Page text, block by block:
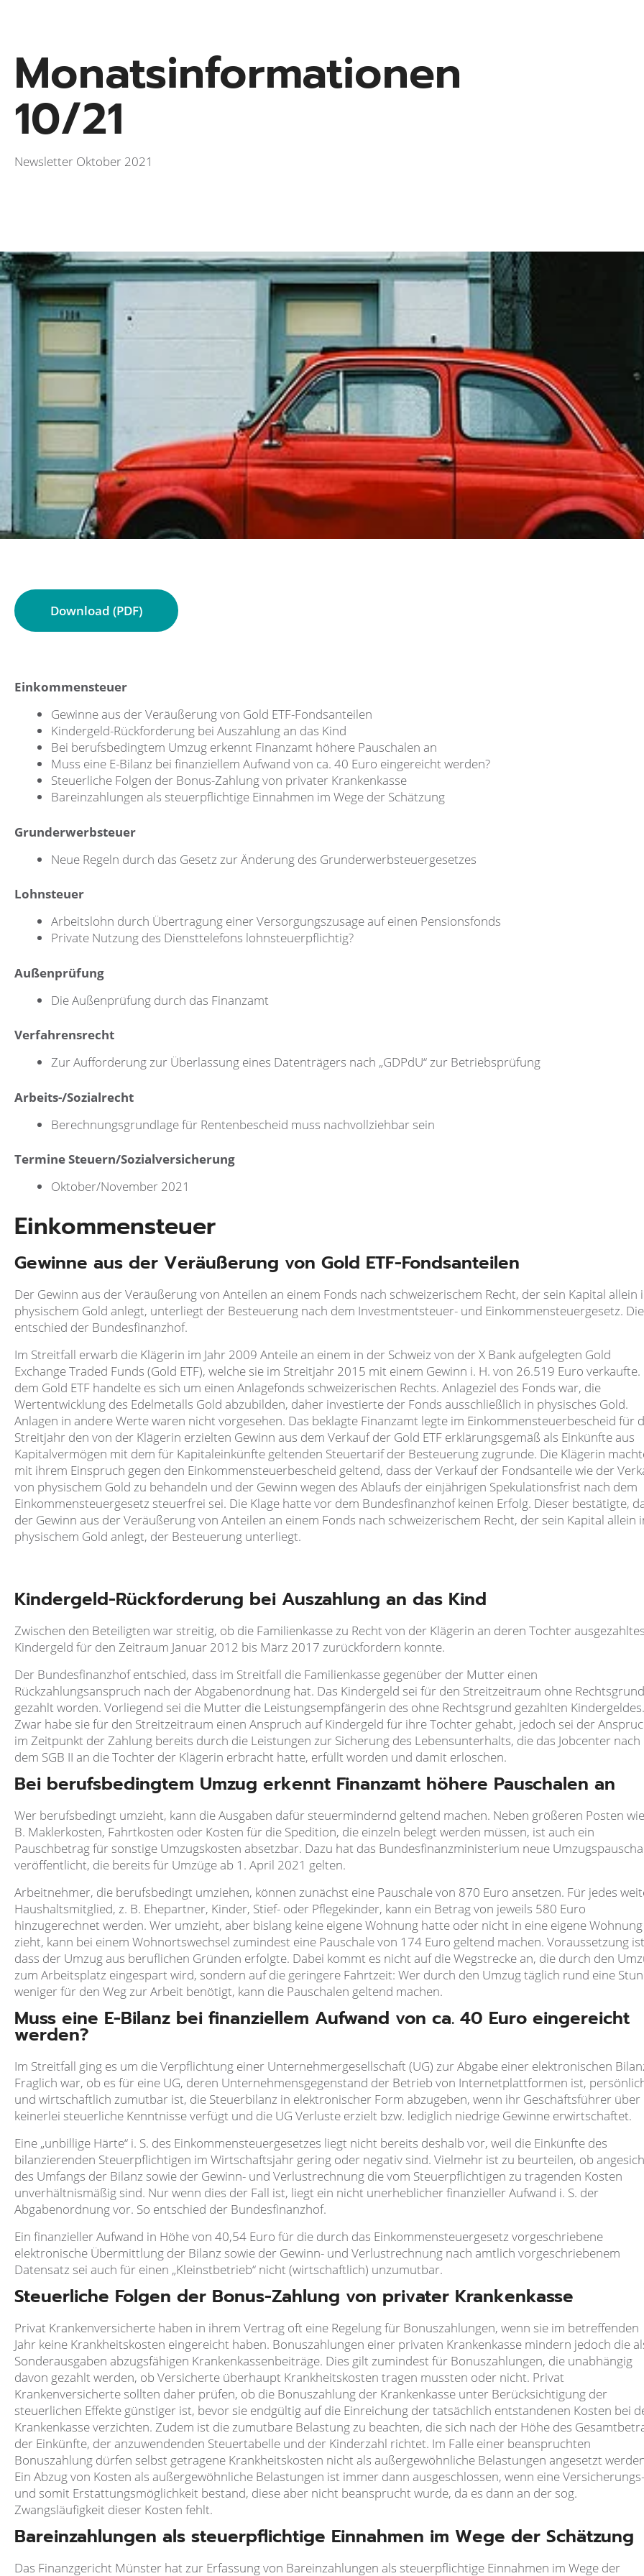
Monats­informationen
10/21
Newsletter Oktober 2021
Download (PDF)
Einkommensteuer
Gewinne aus der Veräußerung von Gold ETF-Fondsanteilen
Kindergeld-Rückforderung bei Auszahlung an das Kind
Bei berufsbedingtem Umzug erkennt Finanzamt höhere Pauschalen an
Muss eine E-Bilanz bei finanziellem Aufwand von ca. 40 Euro eingereicht werden?
Steuerliche Folgen der Bonus-Zahlung von privater Krankenkasse
Bareinzahlungen als steuerpflichtige Einnahmen im Wege der Schätzung
Grunderwerbsteuer
Neue Regeln durch das Gesetz zur Änderung des Grunderwerbsteuergesetzes
Lohnsteuer
Arbeitslohn durch Übertragung einer Versorgungszusage auf einen Pensionsfonds
Private Nutzung des Diensttelefons lohnsteuerpflichtig?
Außenprüfung
Die Außenprüfung durch das Finanzamt
Verfahrensrecht
Zur Aufforderung zur Überlassung eines Datenträgers nach „GDPdU“ zur Betriebsprüfung
Arbeits-/Sozialrecht
Berechnungsgrundlage für Rentenbescheid muss nachvollziehbar sein
Termine Steuern/Sozialversicherung
Oktober/November 2021
Einkommensteuer
Gewinne aus der Veräußerung von Gold ETF-Fondsanteilen
Der Gewinn aus der Veräußerung von Anteilen an einem Fonds nach schweizerischem Recht, der sein Kapital allein
physischem Gold anlegt, unterliegt der Besteuerung nach dem Investmentsteuer- und Einkommensteuergesetz.
entschied der Bundesfinanzhof.
Im Streitfall erwarb die Klägerin im Jahr 2009 Anteile an einem in der Schweiz von der X Bank aufgelegten Gold
Exchange Traded Funds (Gold ETF), welche sie im Streitjahr 2015 mit einem Gewinn i. H. von 26.519 Euro verkaufte.
dem Gold ETF handelte es sich um einen Anlagefonds schweizerischen Rechts. Anlageziel des Fonds war, die
Wertentwicklung des Edelmetalls Gold abzubilden, daher investierte der Fonds ausschließlich in physisches Gold.
Anlagen in andere Werte waren nicht vorgesehen. Das beklagte Finanzamt legte im Einkommensteuerbescheid für
Streitjahr den von der Klägerin erzielten Gewinn aus dem Verkauf der Gold ETF erklärungsgemäß als Einkünfte aus
Kapitalvermögen mit dem für Kapitaleinkünfte geltenden Steuertarif der Besteuerung zugrunde. Die Klägerin
mit ihrem Einspruch gegen den Einkommensteuerbescheid geltend, dass der Verkauf der Fondsanteile wie der
von physischem Gold zu behandeln und der Gewinn wegen des Ablaufs der einjährigen Spekulationsfrist nach dem
Einkommensteuergesetz steuerfrei sei. Die Klage hatte vor dem Bundesfinanzhof keinen Erfolg. Dieser bestätigte,
der Gewinn aus der Veräußerung von Anteilen an einem Fonds nach schweizerischem Recht, der sein Kapital allein
physischem Gold anlegt, der Besteuerung unterliegt.
Kindergeld-Rückforderung bei Auszahlung an das Kind
Zwischen den Beteiligten war streitig, ob die Familienkasse zu Recht von der Klägerin an deren Tochter ausgezahltes
Kindergeld für den Zeitraum Januar 2012 bis März 2017 zurückfordern konnte.
Der Bundesfinanzhof entschied, dass im Streitfall die Familienkasse gegenüber der Mutter einen
Rückzahlungsanspruch nach der Abgabenordnung hat. Das Kindergeld sei für den Streitzeitraum ohne Rechtsgrund
gezahlt worden. Vorliegend sei die Mutter die Leistungsempfängerin des ohne Rechtsgrund gezahlten Kindergeldes.
Zwar habe sie für den Streitzeitraum einen Anspruch auf Kindergeld für ihre Tochter gehabt, jedoch sei der
im Zeitpunkt der Zahlung bereits durch die Leistungen zur Sicherung des Lebensunterhalts, die das Jobcenter nach
dem SGB II an die Tochter der Klägerin erbracht hatte, erfüllt worden und damit erloschen.
Bei berufsbedingtem Umzug erkennt Finanzamt höhere Pauschalen an
Wer berufsbedingt umzieht, kann die Ausgaben dafür steuermindernd geltend machen. Neben größeren Posten
B. Maklerkosten, Fahrtkosten oder Kosten für die Spedition, die einzeln belegt werden müssen, ist auch ein
Pauschbetrag für sonstige Umzugskosten absetzbar. Dazu hat das Bundesfinanzministerium neue
veröffentlicht, die bereits für Umzüge ab 1. April 2021 gelten.
Arbeitnehmer, die berufsbedingt umziehen, können zunächst eine Pauschale von 870 Euro ansetzen. Für jedes
Haushaltsmitglied, z. B. Ehepartner, Kinder, Stief- oder Pflegekinder, kann ein Betrag von jeweils 580 Euro
hinzugerechnet werden. Wer umzieht, aber bislang keine eigene Wohnung hatte oder nicht in eine eigene Wohnung
zieht, kann bei einem Wohnortswechsel zumindest eine Pauschale von 174 Euro geltend machen. Voraussetzung
dass der Umzug aus beruflichen Gründen erfolgte. Dabei kommt es nicht auf die Wegstrecke an, die durch den
zum Arbeitsplatz eingespart wird, sondern auf die geringere Fahrtzeit: Wer durch den Umzug täglich rund eine
weniger für den Weg zur Arbeit benötigt, kann die Pauschalen geltend machen.
Muss eine E-Bilanz bei finanziellem Aufwand von ca. 40 Euro eingereicht
werden?
Im Streitfall ging es um die Verpflichtung einer Unternehmergesellschaft (UG) zur Abgabe einer elektronischen
Fraglich war, ob es für eine UG, deren Unternehmensgegenstand der Betrieb von Internetplattformen ist,
und wirtschaftlich zumutbar ist, die Steuerbilanz in elektronischer Form abzugeben, wenn ihr Geschäftsführer über
keinerlei steuerliche Kenntnisse verfügt und die UG Verluste erzielt bzw. lediglich niedrige Gewinne erwirtschaftet.
Eine „unbillige Härte“ i. S. des Einkommensteuergesetzes liegt nicht bereits deshalb vor, weil die Einkünfte des
bilanzierenden Steuerpflichtigen im Wirtschaftsjahr gering oder negativ sind. Vielmehr ist zu beurteilen, ob
des Umfangs der Bilanz sowie der Gewinn- und Verlustrechnung die vom Steuerpflichtigen zu tragenden Kosten
unverhältnismäßig sind. Nur wenn dies der Fall ist, liegt ein nicht unerheblicher finanzieller Aufwand i. S. der
Abgabenordnung vor. So entschied der Bundesfinanzhof.
Ein finanzieller Aufwand in Höhe von 40,54 Euro für die durch das Einkommensteuergesetz vorgeschriebene
elektronische Übermittlung der Bilanz sowie der Gewinn- und Verlustrechnung nach amtlich vorgeschriebenem
Datensatz sei auch für einen „Kleinstbetrieb“ nicht (wirtschaftlich) unzumutbar.
Steuerliche Folgen der Bonus-Zahlung von privater Krankenkasse
Privat Krankenversicherte haben in ihrem Vertrag oft eine Regelung für Bonuszahlungen, wenn sie im betreffenden
Jahr keine Krankheitskosten eingereicht haben. Bonuszahlungen einer privaten Krankenkasse mindern jedoch die
Sonderausgaben abzugsfähigen Krankenkassenbeiträge. Dies gilt zumindest für Bonuszahlungen, die unabhängig
davon gezahlt werden, ob Versicherte überhaupt Krankheitskosten tragen mussten oder nicht. Privat
Krankenversicherte sollten daher prüfen, ob die Bonuszahlung der Krankenkasse unter Berücksichtigung der
steuerlichen Effekte günstiger ist, bevor sie endgültig auf die Einreichung der tatsächlich entstandenen Kosten bei
Krankenkasse verzichten. Zudem ist die zumutbare Belastung zu beachten, die sich nach der Höhe des
der Einkünfte, der anzuwendenden Steuertabelle und der Kinderzahl richtet. Im Falle einer beanspruchten
Bonuszahlung dürfen selbst getragene Krankheitskosten nicht als außergewöhnliche Belastungen angesetzt
Ein Abzug von Kosten als außergewöhnliche Belastungen ist immer dann ausgeschlossen, wenn eine Versicherungs-
und somit Erstattungsmöglichkeit bestand, diese aber nicht beansprucht wurde, da es dann an der sog.
Zwangsläufigkeit dieser Kosten fehlt.
Bareinzahlungen als steuerpflichtige Einnahmen im Wege der Schätzung
Das Finanzgericht Münster hat zur Erfassung von Bareinzahlungen als steuerpflichtige Einnahmen im Wege der